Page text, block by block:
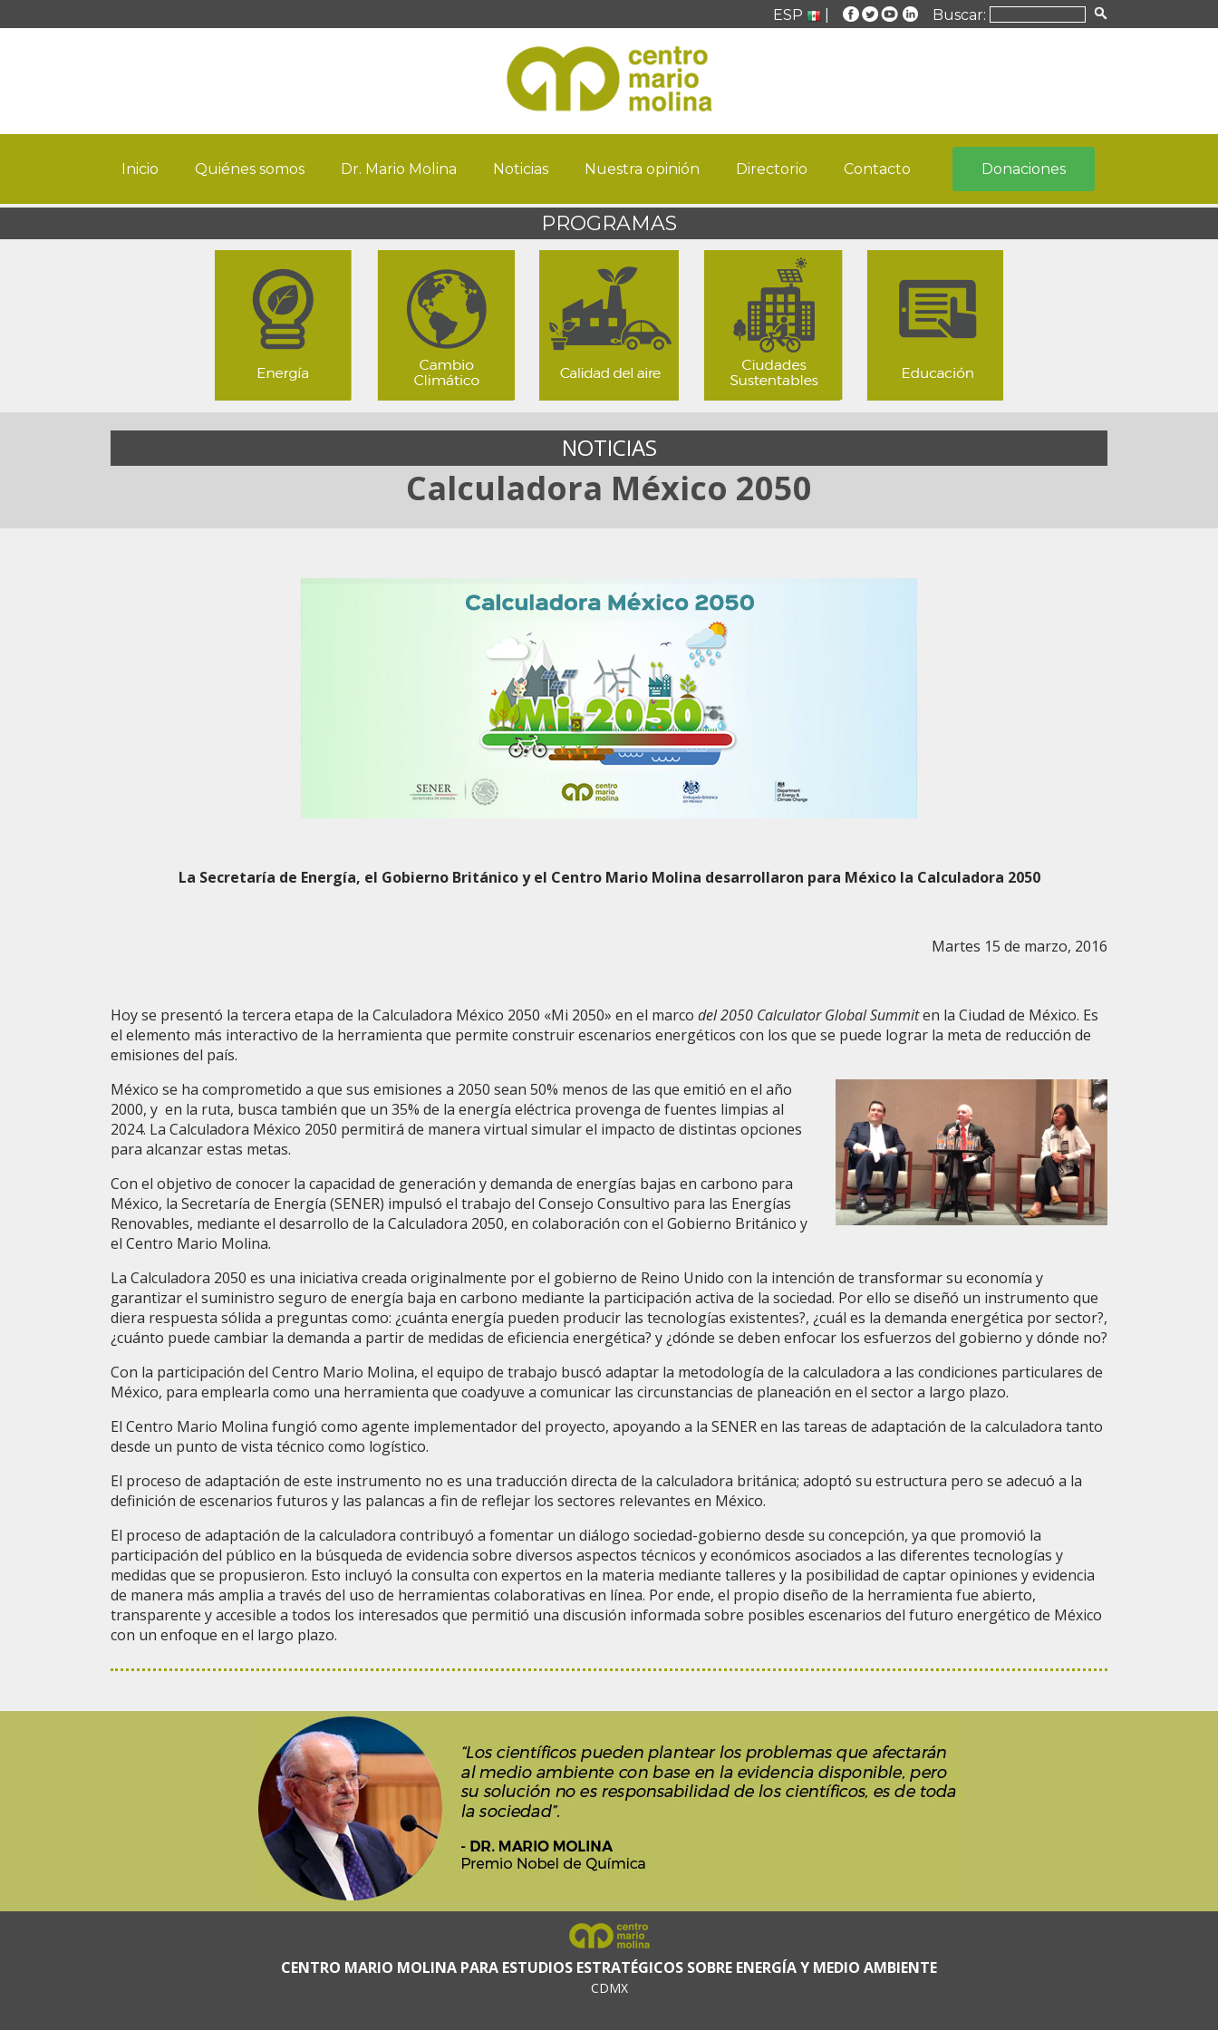
ESP Buscar:
Inicio Quiénes somos Dr. Mario Molina Noticias Nuestra opinión Directorio Contacto Donaciones
PROGRAMAS
NOTICIAS
Calculadora México 2050
La Secretaría de Energía, el Gobierno Británico y el Centro Mario Molina desarrollaron para México la Calculadora 2050
Martes 15 de marzo, 2016
Hoy se presentó la tercera etapa de la Calculadora México 2050 «Mi 2050» en el marco del 2050 Calculator Global Summiten la Ciudad de México. Es
el elemento más interactivo de la herramienta que permite construir escenarios energéticos con los que se puede lograr la meta de reducción de
emisiones del país.
México se ha comprometido a que sus emisiones a 2050 sean 50% menos de las que emitió en el año
2000, y en la ruta, busca también que un 35% de la energía eléctrica provenga de fuentes limpias al
2024. La Calculadora México 2050 permitirá de manera virtual simular el impacto de distintas opciones
para alcanzar estas metas.
Con el objetivo de conocer la capacidad de generación y demanda de energías bajas en carbono para
México, la Secretaría de Energía (SENER) impulsó el trabajo del Consejo Consultivo para las Energías
Renovables, mediante el desarrollo de la Calculadora 2050, en colaboración con el Gobierno Británico y
el Centro Mario Molina.
La Calculadora 2050 es una iniciativa creada originalmente por el gobierno de Reino Unido con la intención de transformar su economía y
garantizar el suministro seguro de energía baja en carbono mediante la participación activa de la sociedad. Por ello se diseñó un instrumento que
diera respuesta sólida a preguntas como: ¿cuánta energía pueden producir las tecnologías existentes?, ¿cuál es la demanda energética por sector?,
¿cuánto puede cambiar la demanda a partir de medidas de eficiencia energética? y ¿dónde se deben enfocar los esfuerzos del gobierno y dónde no?
Con la participación del Centro Mario Molina, el equipo de trabajo buscó adaptar la metodología de la calculadora a las condiciones particulares de
México, para emplearla como una herramienta que coadyuve a comunicar las circunstancias de planeación en el sector a largo plazo.
El Centro Mario Molina fungió como agente implementador del proyecto, apoyando a la SENER en las tareas de adaptación de la calculadora tanto
desde un punto de vista técnico como logístico.
El proceso de adaptación de este instrumento no es una traducción directa de la calculadora británica; adoptó su estructura pero se adecuó a la
definición de escenarios futuros y las palancas a fin de reflejar los sectores relevantes en México.
El proceso de adaptación de la calculadora contribuyó a fomentar un diálogo sociedad-gobierno desde su concepción, ya que promovió la
participación del público en la búsqueda de evidencia sobre diversos aspectos técnicos y económicos asociados a las diferentes tecnologías y
medidas que se propusieron. Esto incluyó la consulta con expertos en la materia mediante talleres y la posibilidad de captar opiniones y evidencia
de manera más amplia a través del uso de herramientas colaborativas en línea. Por ende, el propio diseño de la herramienta fue abierto,
transparente y accesible a todos los interesados que permitió una discusión informada sobre posibles escenarios del futuro energético de México
con un enfoque en el largo plazo.
CENTRO MARIO MOLINA PARA ESTUDIOS ESTRATÉGICOS SOBRE ENERGÍA Y MEDIO AMBIENTE
CDMX